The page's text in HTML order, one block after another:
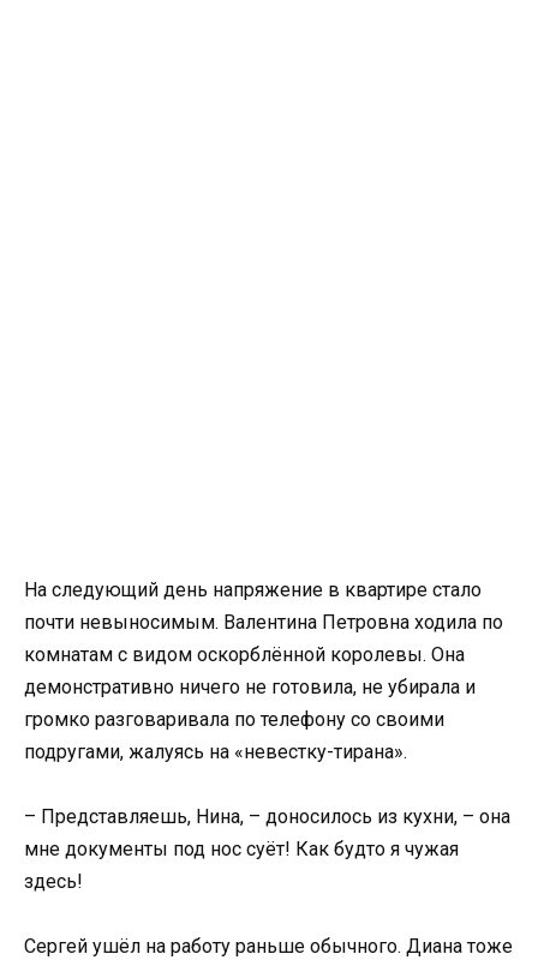
На следующий день напряжение в квартире стало
почти невыносимым. Валентина Петровна ходила по
комнатам с видом оскорблённой королевы. Она
демонстративно ничего не готовила, не убирала и
громко разговаривала по телефону со своими
подругами, жалуясь на «невестку-тирана».
– Представляешь, Нина, – доносилось из кухни, – она
мне документы под нос суёт! Как будто я чужая
здесь!
Сергей ушёл на работу раньше обычного. Диана тоже